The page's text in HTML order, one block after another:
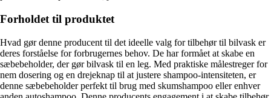
Forholdet til produktet
Hvad gør denne producent til det ideelle valg for tilbehør til bilvask er
deres forståelse for forbrugernes behov. De har formået at skabe en
sæbebeholder, der gør bilvask til en leg. Med praktiske målestreger for
nem dosering og en drejeknap til at justere shampoo-intensiteten, er
denne sæbebeholder perfekt til brug med skumshampoo eller enhver